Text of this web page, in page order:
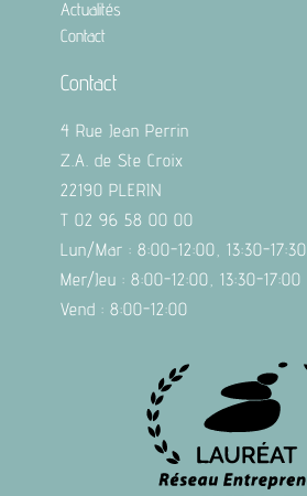
Contact
4 Rue Jean Perrin
Z.A. de Ste Croix
22190 PLERIN
T 02 96 58 00 00
Lun/Mar : 8:00-12:00, 13:30-17:30
Mer/Jeu : 8:00-12:00, 13:30-17:00
Vend : 8:00-12:00
Actualités
Contact